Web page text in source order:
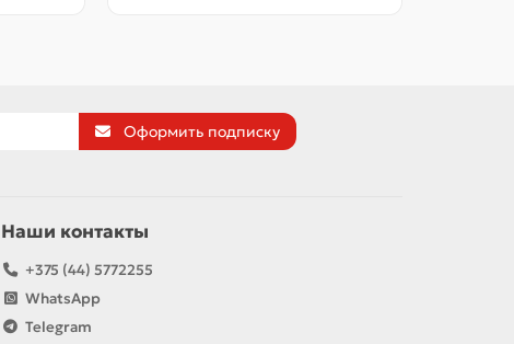
Оформить подписку
Наши контакты
+375 (44) 5772255
WhatsApp
Telegram